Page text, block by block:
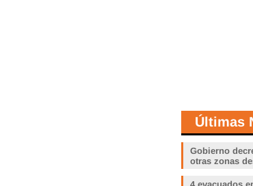
Últimas
Gobierno
otras zonas